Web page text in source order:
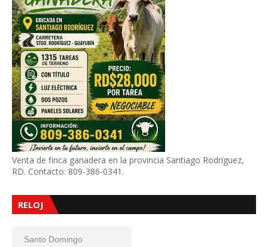
Venta de finca ganadera en la provincia Santiago Rodríguez,
RD. Contacto: 809-386-0341.
RELOJ
Santo Domingo